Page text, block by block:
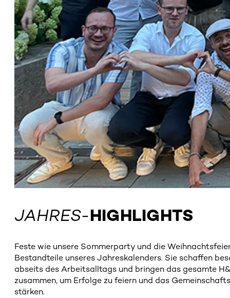
JAHRES-HIGHLIGHTS
Feste wie unsere Sommerparty und die
Bestandteile unseres Jahreskalenders. Sie schaffen
abseits des Arbeitsalltags und bringen das gesamte
zusammen, um Erfolge zu feiern und das
stärken.